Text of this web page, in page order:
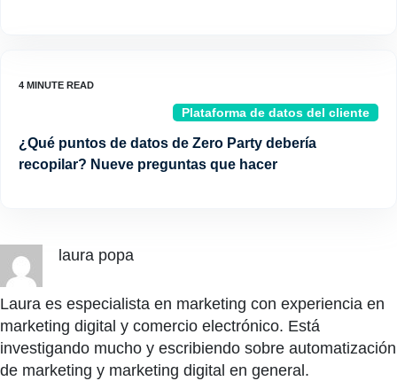
Plataforma de datos del cliente
¿Qué puntos de datos de Zero Party debería
recopilar? Nueve preguntas que hacer
laura popa
Laura es especialista en marketing con experiencia en
marketing digital y comercio electrónico. Está
investigando mucho y escribiendo sobre automatización
de marketing y marketing digital en general.